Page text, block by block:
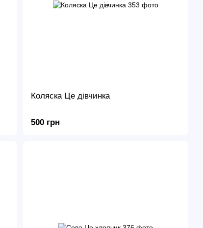
Коляска Це дівчинка
500 грн